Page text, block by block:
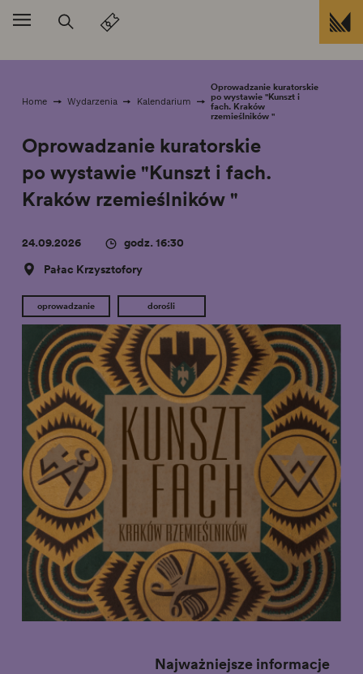
Przejdź do treści
Home Wydarzenia Kalendarium
Oprowadzanie kuratorskie
po wystawie "Kunszt i
fach. Kraków
rzemieślników "
Oprowadzanie kuratorskie
po wystawie "Kunszt i fach.
Kraków rzemieślników "
24.09.2026
godz. 16:30
Pałac Krzysztofory
oprowadzanie dorośli
Najważniejsze informacje